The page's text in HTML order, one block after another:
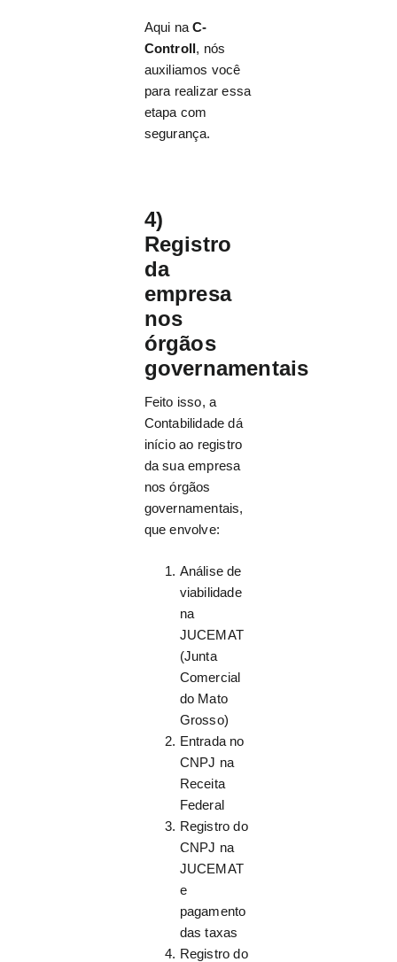
Aqui naC-
Controll, nós
auxiliamos você
para realizar essa
etapa com
segurança.
4)
Registro
da
empresa
nos
órgãos
governamentais
Feito isso, a
Contabilidade dá
início ao registro
da sua empresa
nos órgãos
governamentais,
que envolve:
Análise de
viabilidade
na
JUCEMAT
(Junta
Comercial
do Mato
Grosso)
Entrada no
CNPJ na
Receita
Federal
Registro do
CNPJ na
JUCEMAT
e
pagamento
das taxas
Registro do